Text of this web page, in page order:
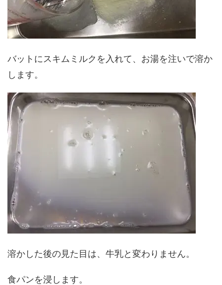
バットにスキムミルクを入れて、お湯を注いで溶か
します。
溶かした後の見た目は、牛乳と変わりません。
食パンを浸します。